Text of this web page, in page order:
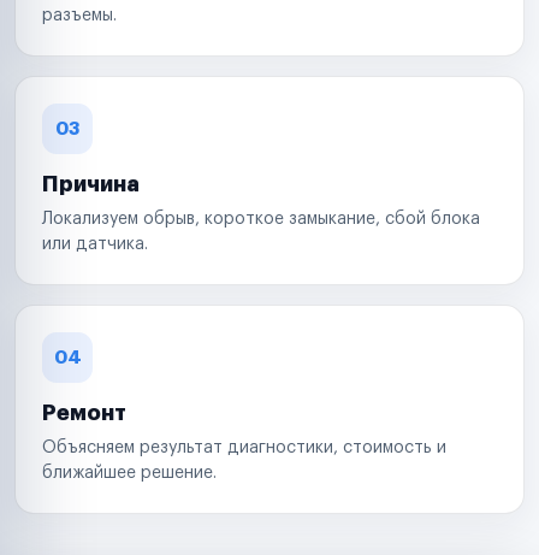
разъемы.
03
Причина
Локализуем обрыв, короткое замыкание, сбой блока
или датчика.
04
Ремонт
Объясняем результат диагностики, стоимость и
ближайшее решение.